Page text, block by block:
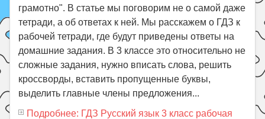
грамотно". В статье мы поговорим не о самой даже
тетради, а об ответах к ней. Мы расскажем о ГДЗ к
рабочей тетради, где будут приведены ответы на
домашние задания. В 3 классе это относительно не
сложные задания, нужно вписать слова, решить
кроссворды, вставить пропущенные буквы,
выделить главные члены предложения...
Подробнее: ГДЗ Русский язык 3 класс рабочая